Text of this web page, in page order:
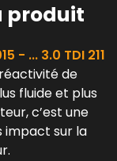
produit
- ... 3.0 TDI 211
de
fluide et plus
c’est une
impact sur la